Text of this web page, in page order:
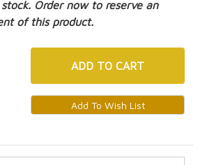
Order now to reserve an
of this product.
ADD TO CART